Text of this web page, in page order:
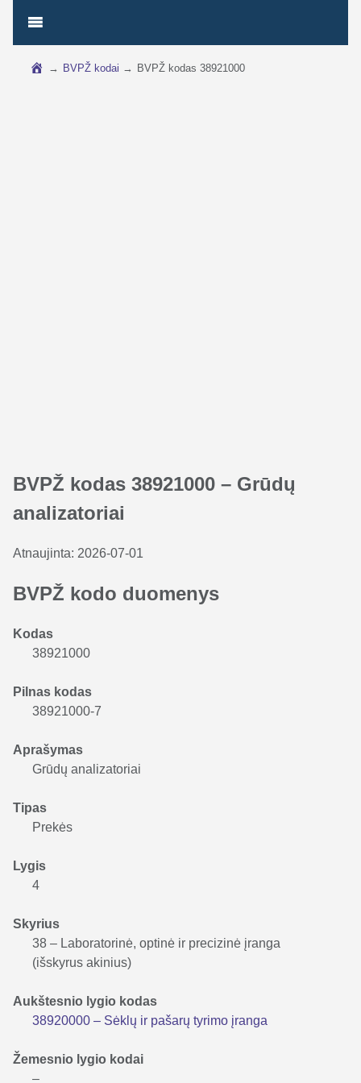
→ BVPŽ kodai → BVPŽ kodas 38921000
BVPŽ kodas 38921000 – Grūdų
analizatoriai
Atnaujinta: 2026-07-01
BVPŽ kodo duomenys
Kodas
38921000
Pilnas kodas
38921000-7
Aprašymas
Grūdų analizatoriai
Tipas
Prekės
Lygis
4
Skyrius
38 – Laboratorinė, optinė ir precizinė įranga
(išskyrus akinius)
Aukštesnio lygio kodas
38920000 – Sėklų ir pašarų tyrimo įranga
Žemesnio lygio kodai
–